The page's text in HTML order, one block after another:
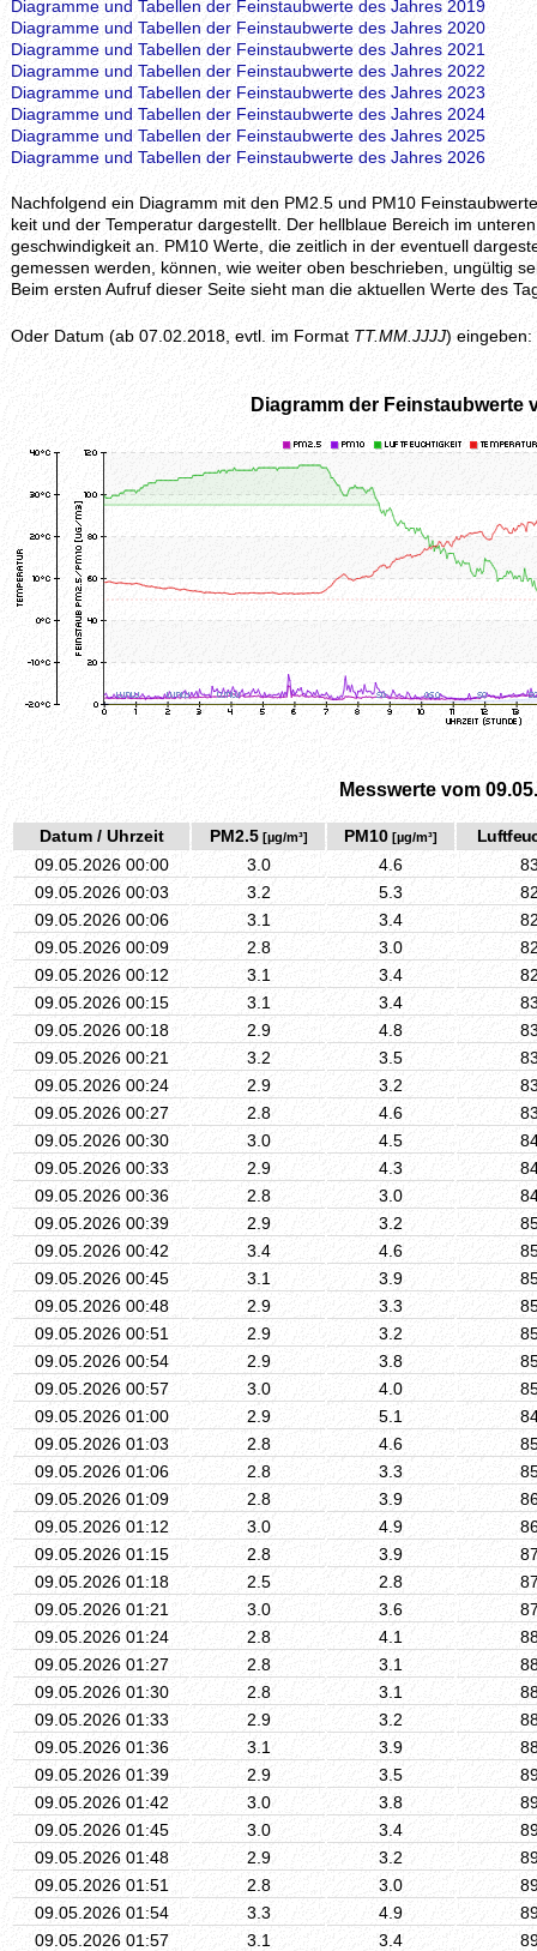
Diagramme und Tabellen der Feinstaubwerte des Jahres 2019
Diagramme und Tabellen der Feinstaubwerte des Jahres 2020
Diagramme und Tabellen der Feinstaubwerte des Jahres 2021
Diagramme und Tabellen der Feinstaubwerte des Jahres 2022
Diagramme und Tabellen der Feinstaubwerte des Jahres 2023
Diagramme und Tabellen der Feinstaubwerte des Jahres 2024
Diagramme und Tabellen der Feinstaubwerte des Jahres 2025
Diagramme und Tabellen der Feinstaubwerte des Jahres 2026
Nachfolgend ein Diagramm mit den PM2.5 und PM10
keit und der Temperatur dargestellt. Der hellblaue Bereich im
geschwindig­keit an. PM10 Werte, die zeitlich in der eventuell
gemessen werden, können, wie weiter oben beschrieben, ungültig
Beim ersten Aufruf dieser Seite sieht man die aktuellen Werte des
Oder Datum (ab 07.02.2018, evtl. im Format TT.MM.JJJJ) eingeben:
Diagramm der Feinstaubwerte
Messwerte vom
Datum / Uhrzeit PM2.5[µg/m³] PM10 [µg/m³]
09.05.2026 00:00
3.0 4.6
09.05.2026 00:03
3.2 5.3
09.05.2026 00:06
3.1 3.4
09.05.2026 00:09
2.8 3.0
09.05.2026 00:12
3.1 3.4
09.05.2026 00:15
3.1 3.4
09.05.2026 00:18
2.9 4.8
09.05.2026 00:21
3.2 3.5
09.05.2026 00:24
2.9 3.2
09.05.2026 00:27
2.8 4.6
09.05.2026 00:30
3.0 4.5
09.05.2026 00:33
2.9 4.3
09.05.2026 00:36
2.8 3.0
09.05.2026 00:39
2.9 3.2
09.05.2026 00:42
3.4 4.6
09.05.2026 00:45
3.1 3.9
09.05.2026 00:48
2.9 3.3
09.05.2026 00:51
2.9 3.2
09.05.2026 00:54
2.9 3.8
09.05.2026 00:57
3.0 4.0
09.05.2026 01:00
2.9 5.1
09.05.2026 01:03
2.8 4.6
09.05.2026 01:06
2.8 3.3
09.05.2026 01:09
2.8 3.9
09.05.2026 01:12
3.0 4.9
09.05.2026 01:15
2.8 3.9
09.05.2026 01:18
2.5 2.8
09.05.2026 01:21
3.0 3.6
09.05.2026 01:24
2.8 4.1
09.05.2026 01:27
2.8 3.1
09.05.2026 01:30
2.8 3.1
09.05.2026 01:33
2.9 3.2
09.05.2026 01:36
3.1 3.9
09.05.2026 01:39
2.9 3.5
09.05.2026 01:42
3.0 3.8
09.05.2026 01:45
3.0 3.4
09.05.2026 01:48
2.9 3.2
09.05.2026 01:51
2.8 3.0
09.05.2026 01:54
3.3 4.9
09.05.2026 01:57
3.1 3.4